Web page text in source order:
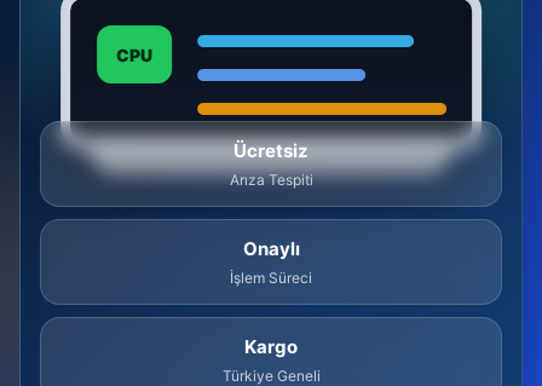
CPU
Ücretsiz
Arıza Tespiti
Onaylı
İşlem Süreci
Kargo
Türkiye Geneli